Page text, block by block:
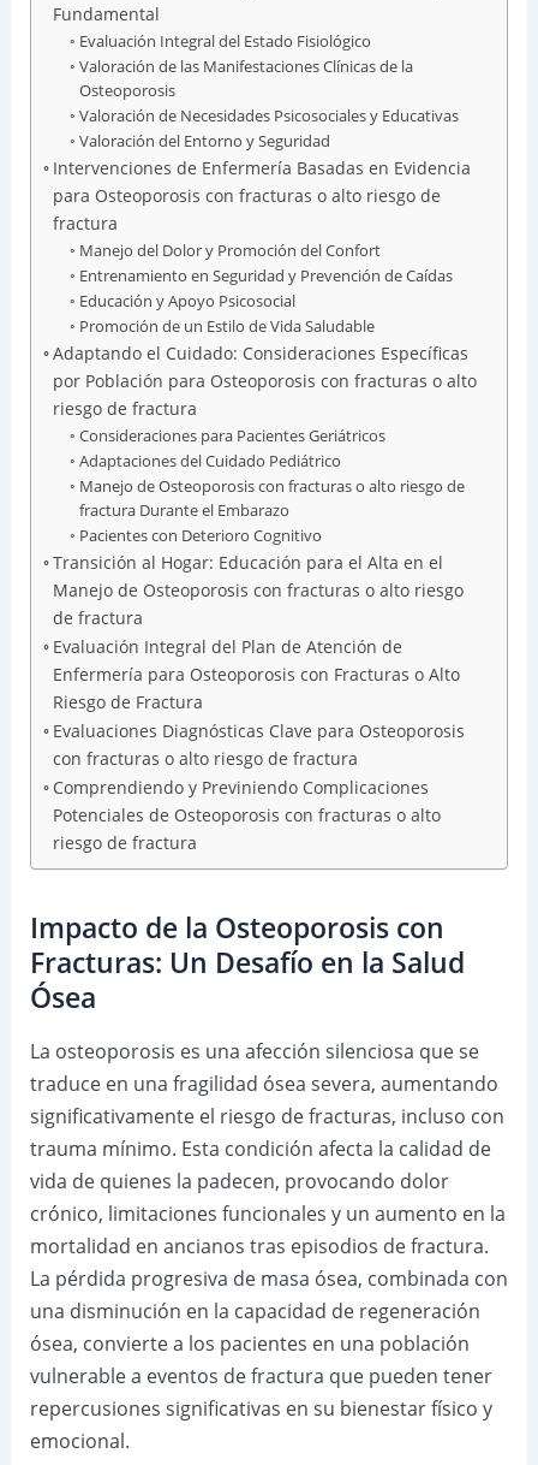
Fundamental
Evaluación Integral del Estado Fisiológico
Valoración de las Manifestaciones Clínicas de la
Osteoporosis
Valoración de Necesidades Psicosociales y Educativas
Valoración del Entorno y Seguridad
Intervenciones de Enfermería Basadas en Evidencia
para Osteoporosis con fracturas o alto riesgo de
fractura
Manejo del Dolor y Promoción del Confort
Entrenamiento en Seguridad y Prevención de Caídas
Educación y Apoyo Psicosocial
Promoción de un Estilo de Vida Saludable
Adaptando el Cuidado: Consideraciones Específicas
por Población para Osteoporosis con fracturas o alto
riesgo de fractura
Consideraciones para Pacientes Geriátricos
Adaptaciones del Cuidado Pediátrico
Manejo de Osteoporosis con fracturas o alto riesgo de
fractura Durante el Embarazo
Pacientes con Deterioro Cognitivo
Transición al Hogar: Educación para el Alta en el
Manejo de Osteoporosis con fracturas o alto riesgo
de fractura
Evaluación Integral del Plan de Atención de
Enfermería para Osteoporosis con Fracturas o Alto
Riesgo de Fractura
Evaluaciones Diagnósticas Clave para Osteoporosis
con fracturas o alto riesgo de fractura
Comprendiendo y Previniendo Complicaciones
Potenciales de Osteoporosis con fracturas o alto
riesgo de fractura
Impacto de la Osteoporosis con
Fracturas: Un Desafío en la Salud
Ósea
La osteoporosis es una afección silenciosa que se
traduce en una fragilidad ósea severa, aumentando
significativamente el riesgo de fracturas, incluso con
trauma mínimo. Esta condición afecta la calidad de
vida de quienes la padecen, provocando dolor
crónico, limitaciones funcionales y un aumento en la
mortalidad en ancianos tras episodios de fractura.
La pérdida progresiva de masa ósea, combinada con
una disminución en la capacidad de regeneración
ósea, convierte a los pacientes en una población
vulnerable a eventos de fractura que pueden tener
repercusiones significativas en su bienestar físico y
emocional.